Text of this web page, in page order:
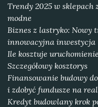
Trendy 2025 w sklepach
modne
Biznes z lastryko:
innowacyjna inwestycja
Ile kosztuje
Szczegółowy kosztorys
Finansowanie budowy
i zdobyć fundusze na
Kredyt budowlany krok